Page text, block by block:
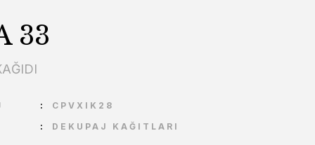
33
CPVXIK28
DEKUPAJ KAĞITLARI